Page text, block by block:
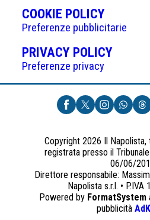
COOKIE POLICY(APRE
IN
UNA
NUOVA
Preferenze pubblicitarie
PRIVACY POLICY(APRE
UNA
NUOVA
Preferenze privacy
Copyright 2026 Il
registrata presso il
06/06/
Direttore responsabile:
Napolista s.r.l. • P.IVA
Powered by FormatSystem
pubblicità